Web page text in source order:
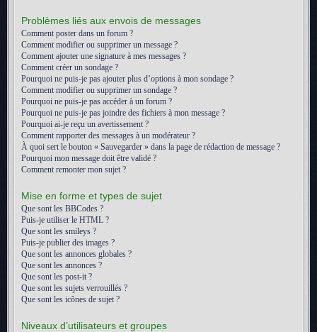
Problèmes liés aux envois de messages
Comment poster dans un forum ?
Comment modifier ou supprimer un message ?
Comment ajouter une signature à mes messages ?
Comment créer un sondage ?
Pourquoi ne puis-je pas ajouter plus d’options à mon sondage ?
Comment modifier ou supprimer un sondage ?
Pourquoi ne puis-je pas accéder à un forum ?
Pourquoi ne puis-je pas joindre des fichiers à mon message ?
Pourquoi ai-je reçu un avertissement ?
Comment rapporter des messages à un modérateur ?
À quoi sert le bouton « Sauvegarder » dans la page de rédaction de message ?
Pourquoi mon message doit être validé ?
Comment remonter mon sujet ?
Mise en forme et types de sujet
Que sont les BBCodes ?
Puis-je utiliser le HTML ?
Que sont les smileys ?
Puis-je publier des images ?
Que sont les annonces globales ?
Que sont les annonces ?
Que sont les post-it ?
Que sont les sujets verrouillés ?
Que sont les icônes de sujet ?
Niveaux d’utilisateurs et groupes